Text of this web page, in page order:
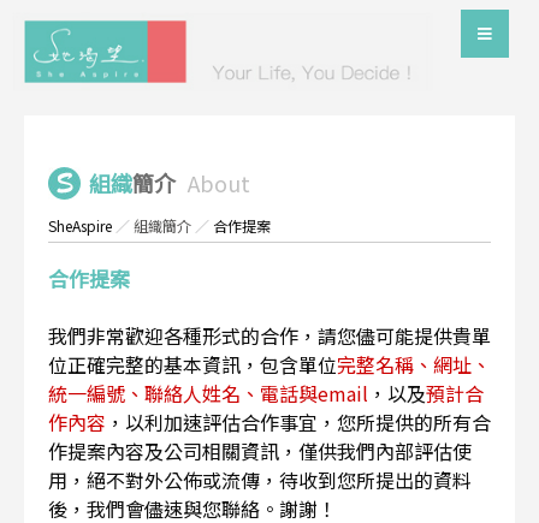
組織簡介 About
SheAspire ／組織簡介 ／ 合作提案
合作提案
我們非常歡迎各種形式的合作，請您儘可能提供貴單
位正確完整的基本資訊，包含單位完整名稱、網址、
統一編號、聯絡人姓名、電話與email ，以及預計合
作內容 ，以利加速評估合作事宜，您所提供的所有合
作提案內容及公司相關資訊，僅供我們內部評估使
用，絕不對外公佈或流傳，待收到您所提出的資料
後，我們會儘速與您聯絡。謝謝！